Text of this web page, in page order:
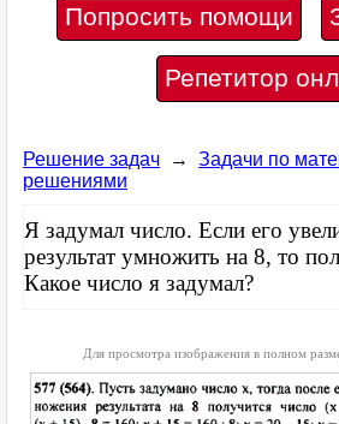
Попросить помощи
Репетитор
Решение задач → Задачи по
решениями
Я задумал число. Если его
результат умножить на 8, то
Какое число я задумал?
Для просмотра изображения в полном